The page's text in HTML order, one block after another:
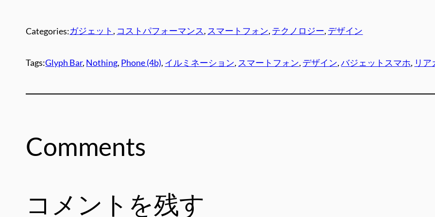
Categories:ガジェット , コストパフォーマンス, スマートフォン, テクノロジー, デザイン
Tags:Glyph Bar, Nothing, Phone (4b), イルミネーション, スマートフォン, デザイン, バジェットスマホ, リア
Comments
コメントを残す